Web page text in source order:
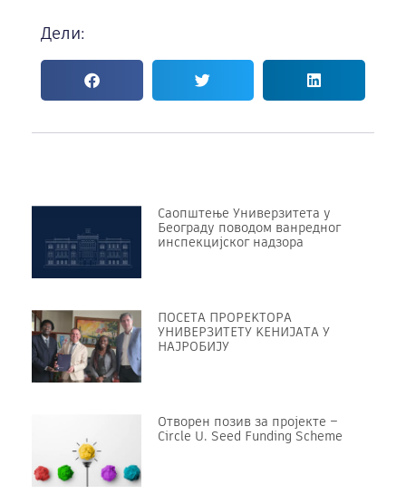
Дели:
Саопштење Универзитета у
Београду поводом ванредног
инспекцијског надзора
ПОСЕТА ПРОРЕKТОРА
УНИВЕРЗИТЕТУ KЕНИЈАТА У
НАЈРОБИЈУ
Отворен позив за пројекте –
Circle U. Seed Funding Scheme